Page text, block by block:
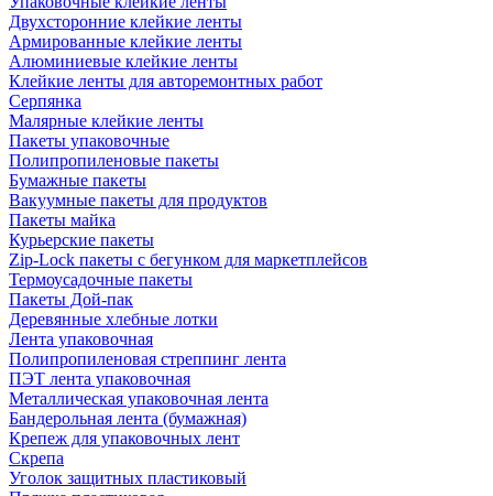
Двухсторонние клейкие ленты
Армированные клейкие ленты
Алюминиевые клейкие ленты
Клейкие ленты для авторемонтных работ
Серпянка
Малярные клейкие ленты
Пакеты упаковочные
Полипропиленовые пакеты
Бумажные пакеты
Вакуумные пакеты для продуктов
Пакеты майка
Курьерские пакеты
Zip-Lock пакеты с бегунком для маркетплейсов
Термоусадочные пакеты
Пакеты Дой-пак
Деревянные хлебные лотки
Лента упаковочная
Полипропиленовая стреппинг лента
ПЭТ лента упаковочная
Металлическая упаковочная лента
Бандерольная лента (бумажная)
Крепеж для упаковочных лент
Скрепа
Уголок защитных пластиковый